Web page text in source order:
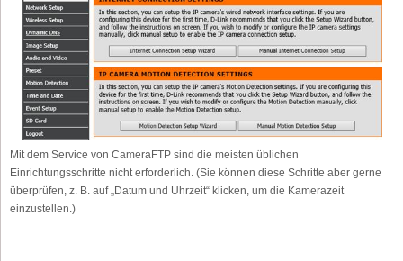
Mit dem Service von CameraFTP sind die meisten üblichen
Einrichtungsschritte nicht erforderlich. (Sie können diese Schritte aber gerne
überprüfen, z. B. auf „Datum und Uhrzeit“ klicken, um die Kamerazeit
einzustellen.)